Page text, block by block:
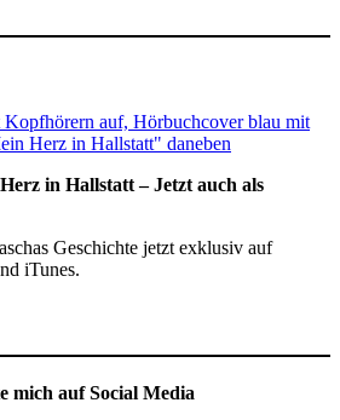
in Hallstatt – Jetzt auch als
Geschichte jetzt exklusiv auf
iTunes.
mich auf Social Media